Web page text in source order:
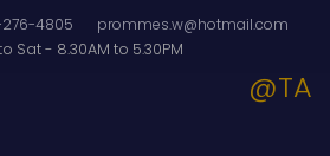
4805
prommes.w@hotmail.com
Sat - 8.30AM to 5.30PM
@TA